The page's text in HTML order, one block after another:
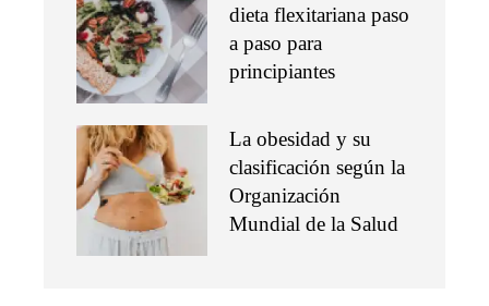
dieta flexitariana paso
a paso para
principiantes
La obesidad y su
clasificación según la
Organización
Mundial de la Salud